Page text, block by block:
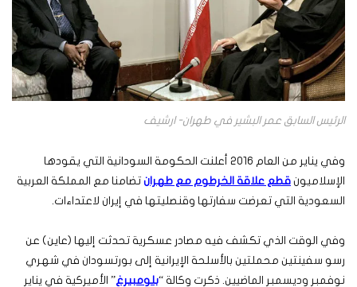
الرئيس السابق عمر البشير في طهران- ارشيف
وفي يناير من العام 2016 أعلنت الحكومة السودانية التي يقودها
الإسلاميون قطع علاقة الخرطوم مع طهران تضامنا مع المملكة العربية
السعودية التي تعرضت سفارتها وقنصليتها في إيران لاعتداءات.
وفي الوقت الذي تكشف فيه مصادر عسكرية تحدثت إليها (عاين) عن
رسو سفينتين محملتين بالأسلحة الإيرانية إلى بورتسودان في شهري
نوفمبر وديسمبر الماضيين. ذكرت وكالة “بلومبيرغ” الأميركية في يناير